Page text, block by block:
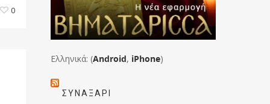
0
Ελληνικά: (Android, iPhone)
ΣΥΝΑΞΆΡΙ